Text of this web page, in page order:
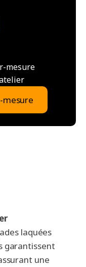
mesure
mesure
laquées
garantissent
une